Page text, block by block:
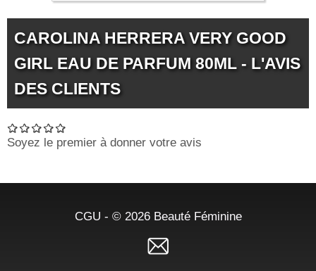
CAROLINA HERRERA VERY GOOD
GIRL EAU DE PARFUM 80ML - L'AVIS
DES CLIENTS
Soyez le premier à donner votre avis
CGU - © 2026 Beauté Féminine